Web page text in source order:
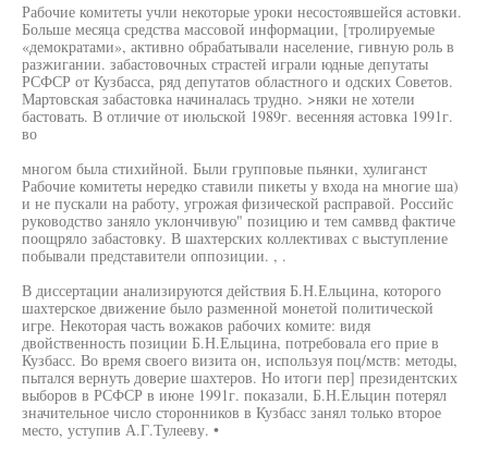
Рабочие комитеты учли некоторые уроки несостоявшейся астовки.
Больше месяца средства массовой информации, [тролируемые
«демократами», активно обрабатывали население, гивную роль в
разжигании. забастовочных страстей играли юдные депутаты
РСФСР от Кузбасса, ряд депутатов областного и одских Советов.
Мартовская забастовка начиналась трудно. >няки не хотели
бастовать. В отличие от июльской 1989г. весенняя астовка 1991г.
во
многом была стихийной. Были групповые пьянки, хулиганст
Рабочие комитеты нередко ставили пикеты у входа на многие ша)
и не пускали на работу, угрожая физической расправой. Российс
руководство заняло уклончивую" позицию и тем самввд фактиче
поощряло забастовку. В шахтерских коллективах с выступление
побывали представители оппозиции. , .
В диссертации анализируются действия Б.Н.Ельцина, которого
шахтерское движение было разменной монетой политической
игре. Некоторая часть вожаков рабочих комите: видя
двойственность позиции Б.Н.Ельцина, потребовала его прие в
Кузбасс. Во время своего визита он, используя поц/мств: методы,
пытался вернуть доверие шахтеров. Но итоги пер] президентских
выборов в РСФСР в июне 1991г. показали, Б.Н.Ельцин потерял
значительное число сторонников в Кузбасс занял только второе
место, уступив А.Г.Тулееву. •